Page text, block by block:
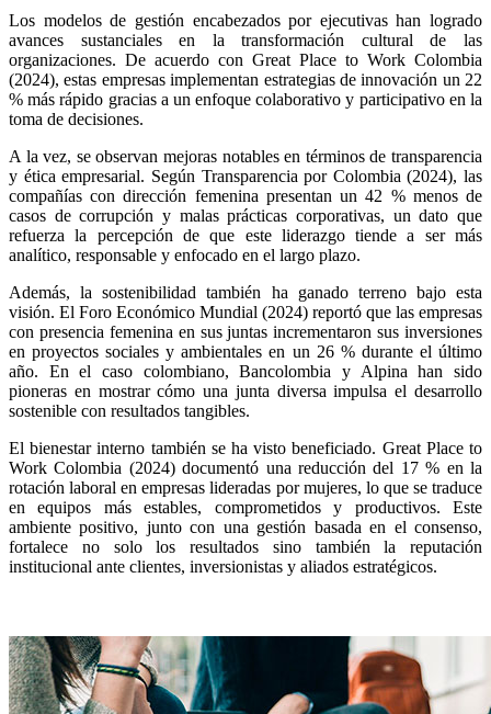
Los modelos de gestión encabezados por ejecutivas han logrado
avances sustanciales en la transformación cultural de las
organizaciones. De acuerdo con Great Place to Work Colombia
(2024), estas empresas implementan estrategias de innovación un 22
% más rápido gracias a un enfoque colaborativo y participativo en la
toma de decisiones.
A la vez, se observan mejoras notables en términos de transparencia
y ética empresarial. Según Transparencia por Colombia (2024), las
compañías con dirección femenina presentan un 42 % menos de
casos de corrupción y malas prácticas corporativas, un dato que
refuerza la percepción de que este liderazgo tiende a ser más
analítico, responsable y enfocado en el largo plazo.
Además, la sostenibilidad también ha ganado terreno bajo esta
visión. El Foro Económico Mundial (2024) reportó que las empresas
con presencia femenina en sus juntas incrementaron sus inversiones
en proyectos sociales y ambientales en un 26 % durante el último
año. En el caso colombiano, Bancolombia y Alpina han sido
pioneras en mostrar cómo una junta diversa impulsa el desarrollo
sostenible con resultados tangibles.
El bienestar interno también se ha visto beneficiado. Great Place to
Work Colombia (2024) documentó una reducción del 17 % en la
rotación laboral en empresas lideradas por mujeres, lo que se traduce
en equipos más estables, comprometidos y productivos. Este
ambiente positivo, junto con una gestión basada en el consenso,
fortalece no solo los resultados sino también la reputación
institucional ante clientes, inversionistas y aliados estratégicos.